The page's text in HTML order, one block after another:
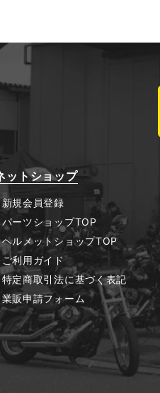
ットショップ
新規会員登録
パーツショップTOP
ヘルメットショップTOP
ご利用ガイド
特定商取引法に基づく表記
業販申請フォーム